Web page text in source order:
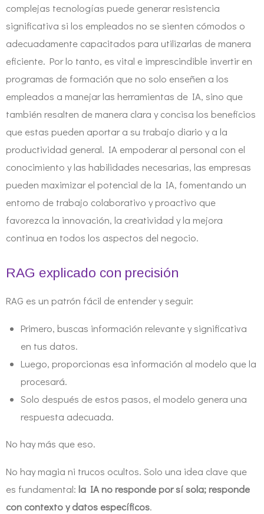
complejas tecnologías puede generar resistencia
significativa si los empleados no se sienten cómodos o
adecuadamente capacitados para utilizarlas de manera
eficiente. Por lo tanto, es vital e imprescindible invertir en
programas de formación que no solo enseñen a los
empleados a manejar las herramientas de IA, sino que
también resalten de manera clara y concisa los beneficios
que estas pueden aportar a su trabajo diario y a la
productividad general. IA empoderar al personal con el
conocimiento y las habilidades necesarias, las empresas
pueden maximizar el potencial de la IA, fomentando un
entorno de trabajo colaborativo y proactivo que
favorezca la innovación, la creatividad y la mejora
continua en todos los aspectos del negocio.
RAG explicado con precisión
RAG es un patrón fácil de entender y seguir:
Primero, buscas información relevante y significativa
en tus datos.
Luego, proporcionas esa información al modelo que la
procesará.
Solo después de estos pasos, el modelo genera una
respuesta adecuada.
No hay más que eso.
No hay magia ni trucos ocultos. Solo una idea clave que
es fundamental: la IA no responde por sí sola; responde
con contexto y datos específicos.